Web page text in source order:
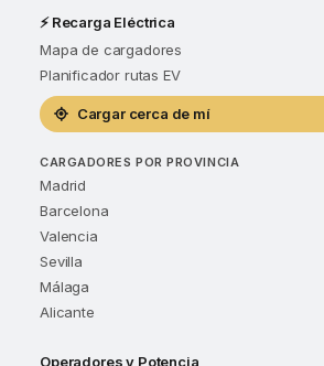
⚡ Recarga Eléctrica
Mapa de cargadores
Planificador rutas EV
Cargar cerca de mí
CARGADORES POR PROVINCIA
Madrid
Barcelona
Valencia
Sevilla
Málaga
Alicante
Operadores y Potencia